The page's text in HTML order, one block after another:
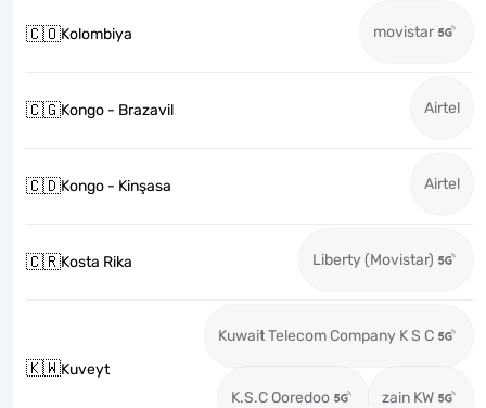
🇨🇴Kolombiya movistar
🇨🇬Kongo - Brazavil Airtel
🇨🇩Kongo - Kinşasa Airtel
🇨🇷Kosta Rika Liberty (Movistar)
🇰🇼Kuveyt
Kuwait Telecom Company K S C
K.S.C Ooredoo zain KW